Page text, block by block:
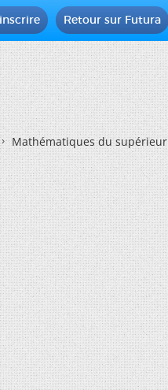
Retour sur Futura
Mathématiques du supérieur